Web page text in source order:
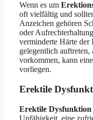
Wenn es um
oft vielfältig und
Anzeichen gehören
oder
verminderte Härte der
gelegentlich
vorkommen, kann
vorliegen.
Erektile
Erektile Dysfunktion
Unfähigkeit, eine